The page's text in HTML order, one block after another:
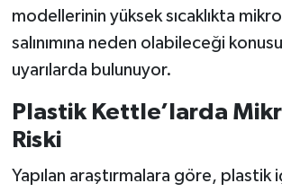
modellerinin yüksek sıcaklıkta
salınımına neden olabileceği
uyarılarda bulunuyor.
Plastik Kettle’larda
Riski
Yapılan araştırmalara göre, plastik
KAHRAMANMARAŞ